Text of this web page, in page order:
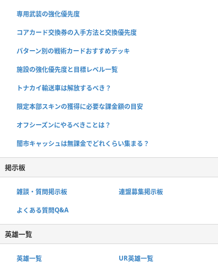
専用武装の強化優先度
コアカード交換券の入手方法と交換優先度
パターン別の戦術カードおすすめデッキ
施設の強化優先度と目標レベル一覧
トナカイ輸送車は解放するべき？
限定本部スキンの獲得に必要な課金額の目安
オフシーズンにやるべきことは？
闇市キャッシュは無課金でどれくらい集まる？
掲示板
雑談・質問掲示板 連盟募集掲示板
よくある質問Q&A
英雄一覧
英雄一覧 UR英雄一覧